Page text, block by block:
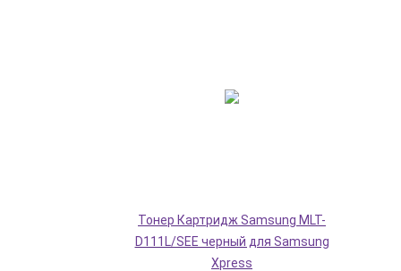
Тонер Картридж Samsung MLT-
D111L/SEE черный для Samsung
Xpress